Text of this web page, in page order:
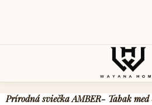
Prírodná sviečka AMBER- Tabak med